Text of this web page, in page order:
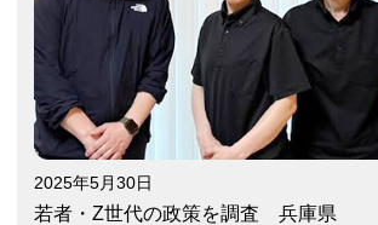
2025年5月30日
若者・Z世代の政策を調査 兵庫県